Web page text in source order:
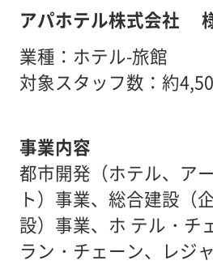
アパホテル株式会社
業種：ホテル-旅館
対象スタッフ数：約
事業内容
都市開発（ホテル、ア
ト）事業、総合建設（
設）事業、ホ テル・チ
ラン・チェーン、レジ